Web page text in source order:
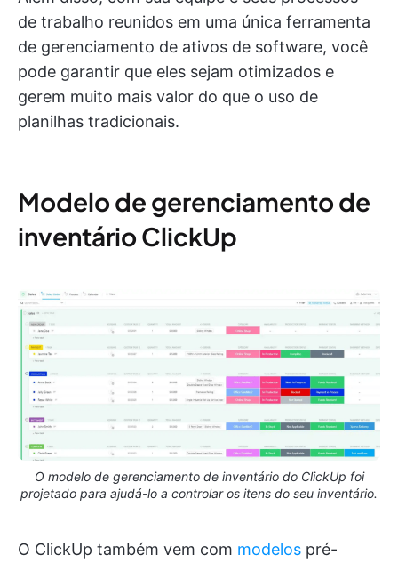
de trabalho reunidos em uma única ferramenta
de gerenciamento de ativos de software, você
pode garantir que eles sejam otimizados e
gerem muito mais valor do que o uso de
planilhas tradicionais.
Modelo de gerenciamento de
inventário ClickUp
O modelo de gerenciamento de inventário do ClickUp foi
projetado para ajudá-lo a controlar os itens do seu inventário.
O ClickUp também vem com modelos pré-